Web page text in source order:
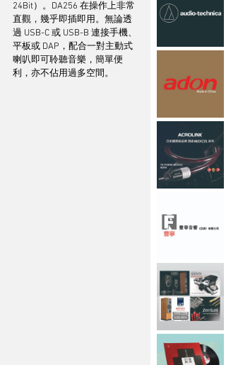
24Bit）。DA256 在操作上非常
直觀，幾乎即插即用。無論透
過 USB-C 或 USB-B 連接手機、
平板或 DAP，配合一對主動式
喇叭即可聆聽音樂，簡單便
利，亦不佔用過多空間。